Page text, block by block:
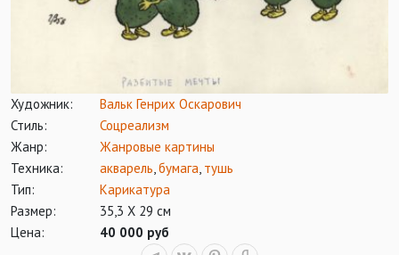
Художник:
Вальк Генрих Оскарович
Стиль:
Соцреализм
Жанр:
Жанровые картины
Техника:
акварель,бумага, тушь
Тип:
Карикатура
Размер:
35,3 Х 29 см
Цена:
40 000 руб